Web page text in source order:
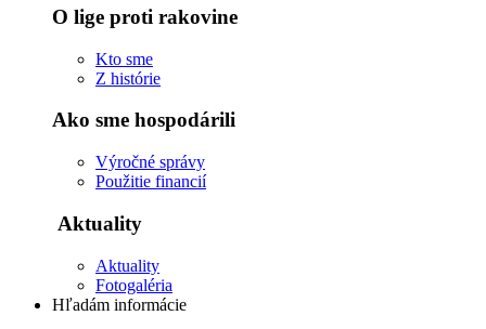
O lige proti rakovine
Kto sme
Z histórie
Ako sme hospodárili
Výročné správy
Použitie financií
Aktuality
Aktuality
Fotogaléria
Hľadám informácie